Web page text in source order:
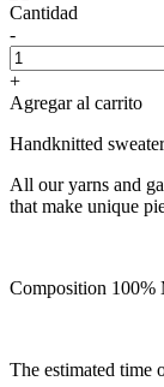
Cantidad
-
+
Agregar al carrito
Handknitted
All our yarns and
that make unique
Composition 100%
The estimated time